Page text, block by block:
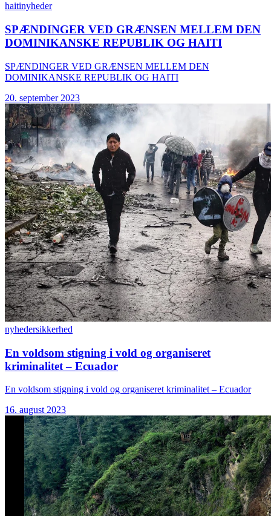
haitinyheder
SPÆNDINGER VED GRÆNSEN MELLEM DEN
DOMINIKANSKE REPUBLIK OG HAITI
SPÆNDINGER VED GRÆNSEN MELLEM DEN
DOMINIKANSKE REPUBLIK OG HAITI
20. september 2023
nyhedersikkerhed
En voldsom stigning i vold og organiseret
kriminalitet – Ecuador
En voldsom stigning i vold og organiseret kriminalitet – Ecuador
16. august 2023